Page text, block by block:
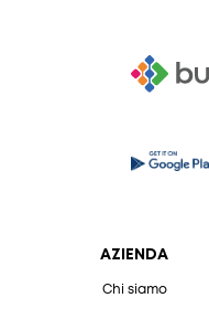
AZIENDA
Chi siamo